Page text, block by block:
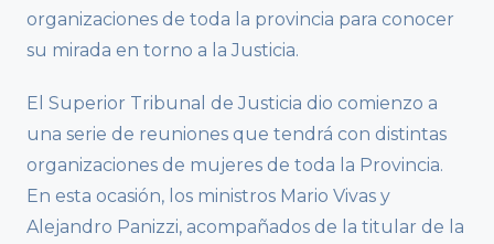
organizaciones de toda la provincia para conocer
su mirada en torno a la Justicia.
El Superior Tribunal de Justicia dio comienzo a
una serie de reuniones que tendrá con distintas
organizaciones de mujeres de toda la Provincia.
En esta ocasión, los ministros Mario Vivas y
Alejandro Panizzi, acompañados de la titular de la